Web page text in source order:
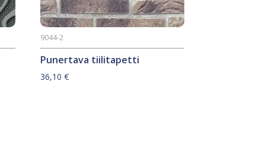
Punertava tiilitapetti
9044-2
36,10€